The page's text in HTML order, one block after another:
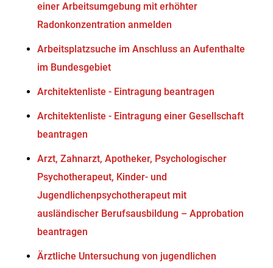
einer Arbeitsumgebung mit erhöhter
Radonkonzentration anmelden
Arbeitsplatzsuche im Anschluss an Aufenthalte
im Bundesgebiet
Architektenliste - Eintragung beantragen
Architektenliste - Eintragung einer Gesellschaft
beantragen
Arzt, Zahnarzt, Apotheker, Psychologischer
Psychotherapeut, Kinder- und
Jugendlichenpsychotherapeut mit
ausländischer Berufsausbildung – Approbation
beantragen
Ärztliche Untersuchung von jugendlichen